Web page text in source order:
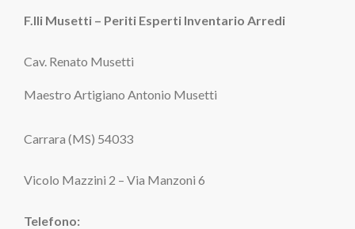
F.lli Musetti – Periti Esperti Inventario Arredi
Cav. Renato Musetti
Maestro Artigiano Antonio Musetti
Carrara (MS) 54033
Vicolo Mazzini 2 – Via Manzoni 6
Telefono: